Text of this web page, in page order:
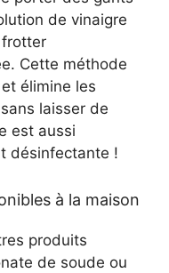
de vinaigre
frotter
Cette méthode
élimine les
laisser de
est aussi
désinfectante !
à la maison
produits
de soude ou